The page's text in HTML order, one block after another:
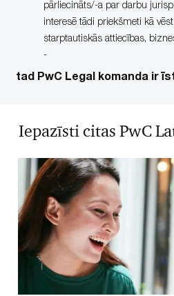
pārliecināts/-a par darbu
interesē tādi priekšmeti kā
starptautiskās attiecības,
-
tad PwC Legal komanda ir
Iepazīsti citas PwC